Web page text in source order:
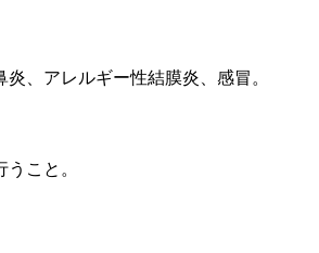
、アレルギー性結膜炎、感冒。
こと。